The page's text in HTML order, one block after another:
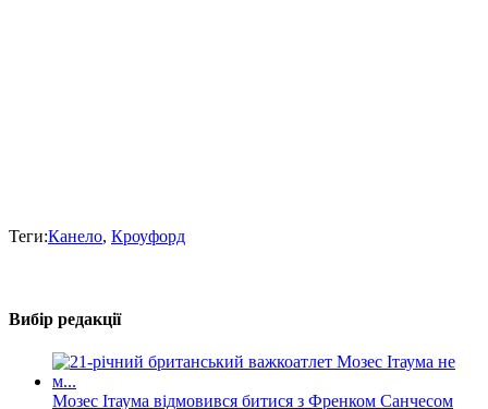
Теги:Канело, Кроуфорд
Вибір редакції
Мозес Ітаума відмовився битися з Френком Санчесом